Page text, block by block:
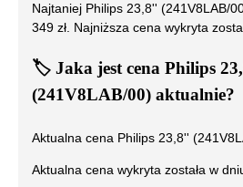
Najtaniej Philips 23,8'' (241V8LAB/
349 zł. Najniższa cena wykryta
🏷️ Jaka jest cena Philips
(241V8LAB/00) aktualnie?
Aktualna cena Philips 23,8''
Aktualna cena wykryta została w